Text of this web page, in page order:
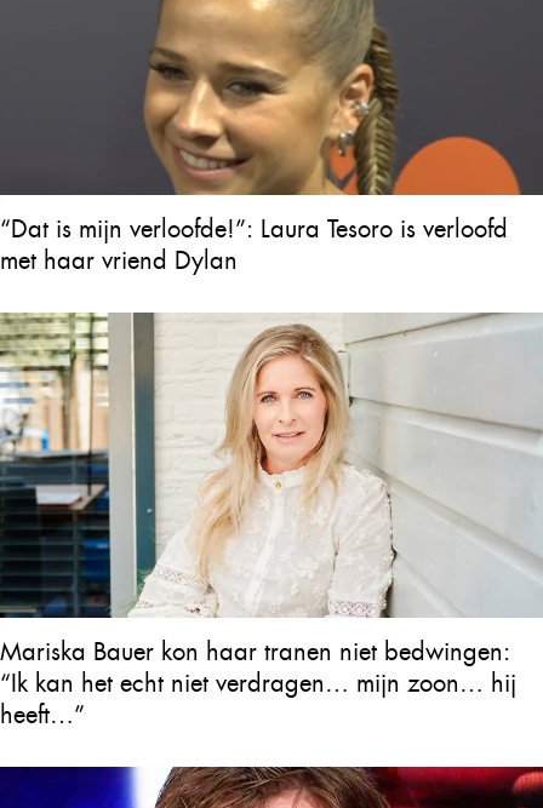
“Dat is mijn verloofde!”: Laura Tesoro is verloofd
met haar vriend Dylan
Mariska Bauer kon haar tranen niet bedwingen:
“Ik kan het echt niet verdragen… mijn zoon… hij
heeft…”